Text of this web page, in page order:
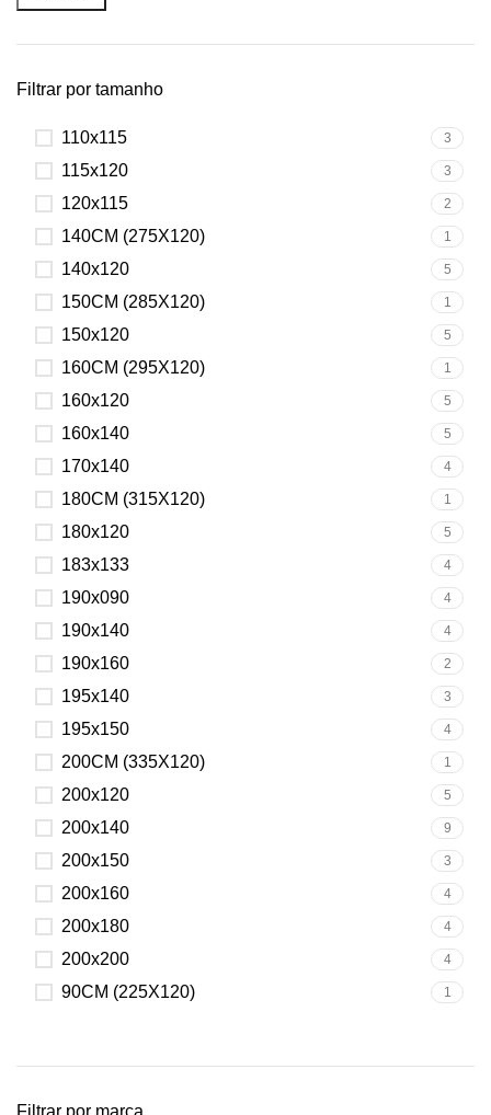
Filtrar por tamanho
110x115 3
115x120 3
120x115 2
140CM (275X120) 1
140x120 5
150CM (285X120) 1
150x120 5
160CM (295X120) 1
160x120 5
160x140 5
170x140 4
180CM (315X120) 1
180x120 5
183x133 4
190x090 4
190x140 4
190x160 2
195x140 3
195x150 4
200CM (335X120) 1
200x120 5
200x140 9
200x150 3
200x160 4
200x180 4
200x200 4
90CM (225X120) 1
Filtrar por marca